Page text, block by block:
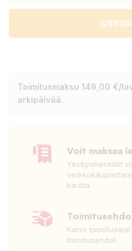
Toimitusmaksu 149,00 €/
arkipäivää.
Voit maksaa
Yksityishenkilöt
kautta.
Katso
toimitusehdot.